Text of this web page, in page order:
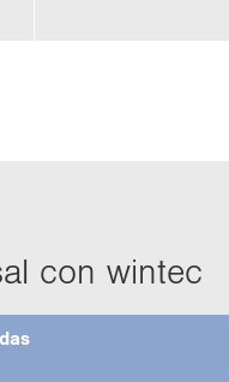
con win­tec